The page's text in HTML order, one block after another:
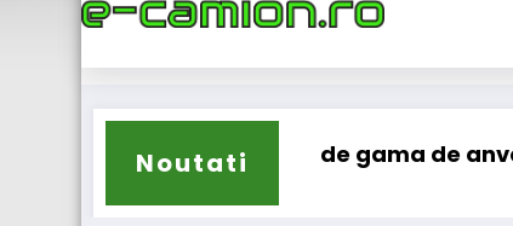
Noutati
își extinde gama de anvelope pentru